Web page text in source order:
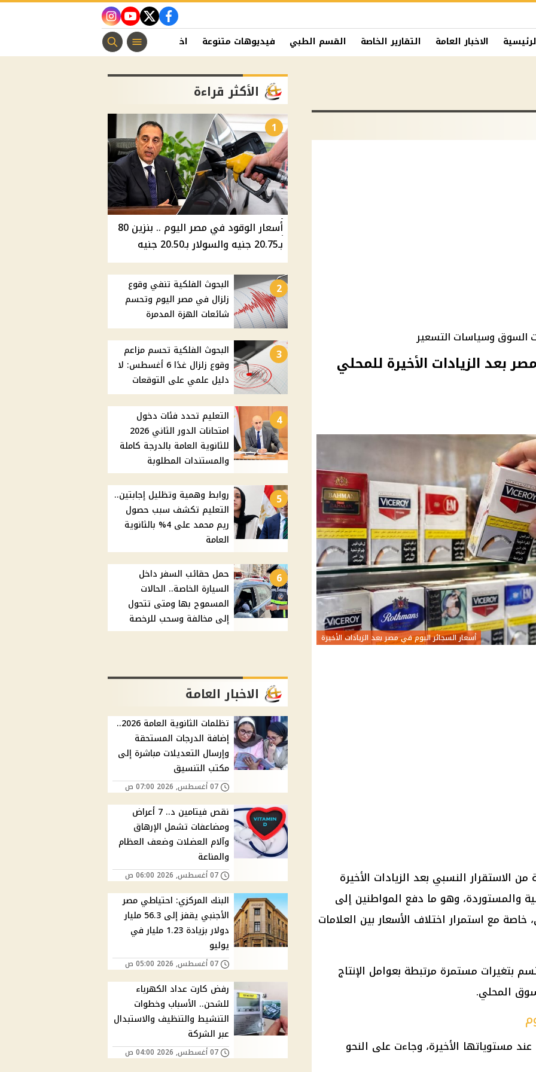
facebook
twitter
youtube
instagram
الاخبار العامة التقارير الخاصة القسم الطبي فيديوهات متنوعة اخبار الفن منوعات مسيحية
السوق وسياسات التسعير
بعد الزيادات الأخيرة للمحلي
أسعار السجائر اليوم في مصر بعد الزيادات الأخيرة
النسبي بعد الزيادات الأخيرة
والمستوردة، وهو ما دفع المواطنين إلى
خاصة مع استمرار اختلاف الأسعار بين العلامات
مستمرة مرتبطة بعوامل الإنتاج
المحلي.
عند مستوياتها الأخيرة، وجاءت على النحو
الأكثر قراءة
1
أسعار الوقود في مصر اليوم .. بنزين 80
بـ20.75 جنيه والسولار بـ20.50 جنيه
2
البحوث الفلكية تنفي وقوع
زلزال في مصر اليوم وتحسم
شائعات الهزة المدمرة
3
البحوث الفلكية تحسم مزاعم
وقوع زلزال غدًا 6 أغسطس: لا
دليل علمي على التوقعات
4
التعليم تحدد فئات دخول
امتحانات الدور الثاني 2026
للثانوية العامة بالدرجة كاملة
والمستندات المطلوبة
5
روابط وهمية وتظليل إجابتين..
التعليم تكشف سبب حصول
ريم محمد على 4% بالثانوية
العامة
6
حمل حقائب السفر داخل
السيارة الخاصة.. الحالات
المسموح بها ومتى تتحول
إلى مخالفة وسحب للرخصة
الاخبار العامة
تظلمات الثانوية العامة 2026..
إضافة الدرجات المستحقة
وإرسال التعديلات مباشرة إلى
مكتب التنسيق
07 أغسطس, 2026 07:00 ص
نقص فيتامين د.. 7 أعراض
ومضاعفات تشمل الإرهاق
وآلام العضلات وضعف العظام
والمناعة
07 أغسطس, 2026 06:00 ص
البنك المركزي: احتياطي مصر
الأجنبي يقفز إلى 56.3 مليار
دولار بزيادة 1.23 مليار في
يوليو
07 أغسطس, 2026 05:00 ص
رفض كارت عداد الكهرباء
للشحن.. الأسباب وخطوات
التنشيط والتنظيف والاستبدال
عبر الشركة
07 أغسطس, 2026 04:00 ص